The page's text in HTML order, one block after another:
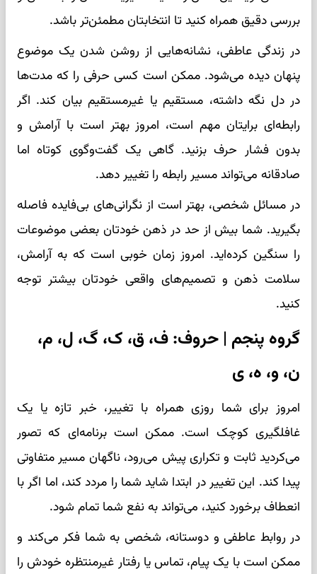
بررسی دقیق همراه کنید تا انتخابتان مطمئن‌تر باشد.
در زندگی عاطفی، نشانه‌هایی از روشن شدن یک موضوع
پنهان دیده می‌شود. ممکن است کسی حرفی را که مدت‌ها
در دل نگه داشته، مستقیم یا غیرمستقیم بیان کند. اگر
رابطه‌ای برایتان مهم است، امروز بهتر است با آرامش و
بدون فشار حرف بزنید. گاهی یک گفت‌وگوی کوتاه اما
صادقانه می‌تواند مسیر رابطه را تغییر دهد.
در مسائل شخصی، بهتر است از نگرانی‌های بی‌فایده فاصله
بگیرید. شما بیش از حد در ذهن خودتان بعضی موضوعات
را سنگین کرده‌اید. امروز زمان خوبی است که به آرامش،
سلامت ذهن و تصمیم‌های واقعی خودتان بیشتر توجه
کنید.
گروه پنجم | حروف: ف، ق، ک، گ، ل، م،
ن، و، ه، ی
امروز برای شما روزی همراه با تغییر، خبر تازه یا یک
غافلگیری کوچک است. ممکن است برنامه‌ای که تصور
می‌کردید ثابت و تکراری پیش می‌رود، ناگهان مسیر متفاوتی
پیدا کند. این تغییر در ابتدا شاید شما را مردد کند، اما اگر با
انعطاف برخورد کنید، می‌تواند به نفع شما تمام شود.
در روابط عاطفی و دوستانه، شخصی به شما فکر می‌کند و
ممکن است با یک پیام، تماس یا رفتار غیرمنتظره خودش را